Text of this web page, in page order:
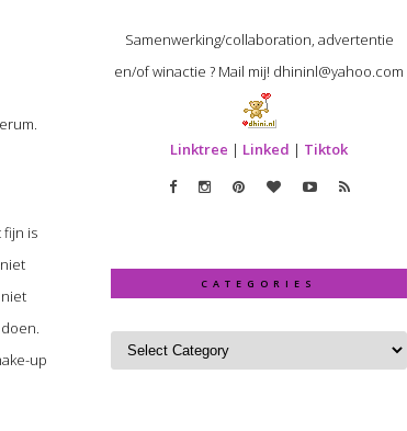
fijn is
up
Samenwerking/collaboration, advertentie
en/of winactie ? Mail mij! dhininl@yahoo.com
Linktree | Linked | Tiktok
CATEGORIES